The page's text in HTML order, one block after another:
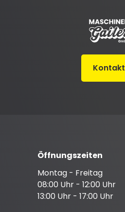
Kontakt
Öffnungszeiten
Montag - Freitag
08:00 Uhr - 12:00 Uhr
13:00 Uhr - 17:00 Uhr